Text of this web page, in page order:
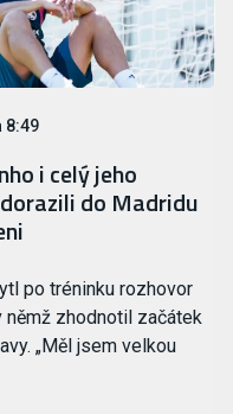
8:49
i celý jeho
do Madridu
po tréninku rozhovor
zhodnotil začátek
„Měl jsem velkou